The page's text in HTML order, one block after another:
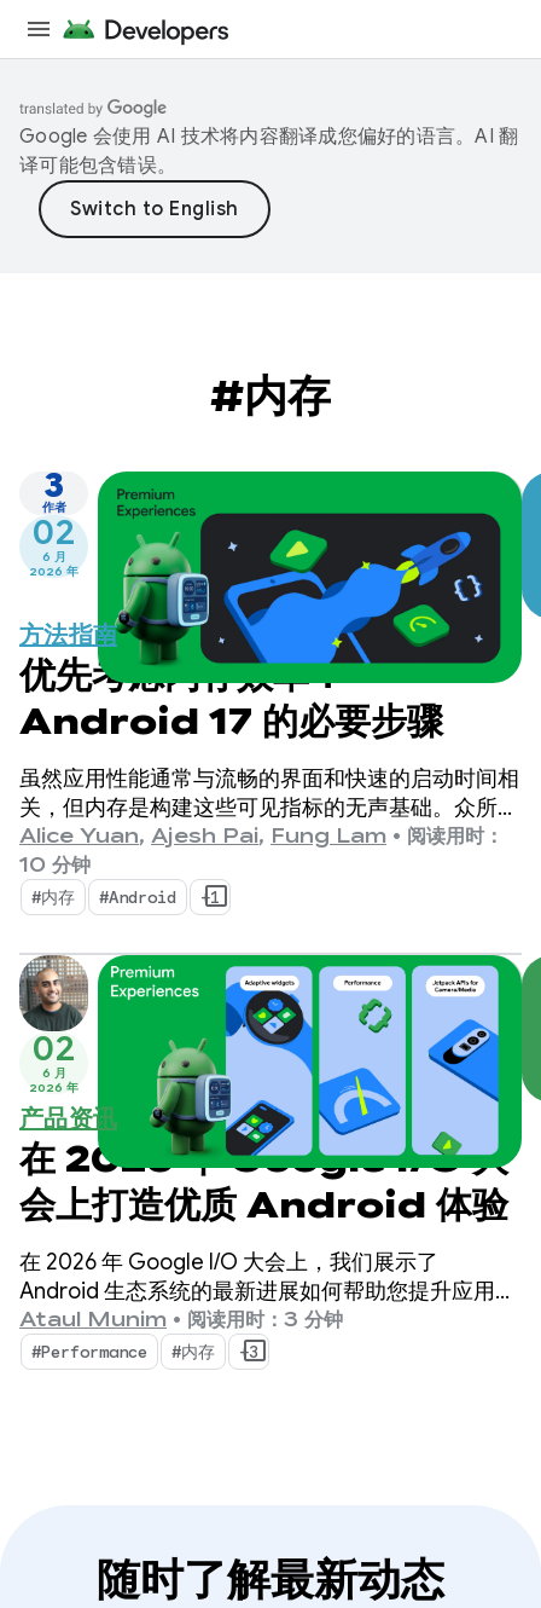
Google 会使用 AI 技术将内容翻译成您偏好的语言。AI 翻
译可能包含错误。
#内存
3
作者
02
6 月
2026 年
方法指南
优先考虑内存效率：
Android 17 的必要步骤
虽然应用性能通常与流畅的界面和快速的启动时间相
关，但内存是构建这些可见指标的无声基础。众所周
知，我们正经历着一场变革，设备内存的重要性比以
往任何时候都更高。
Alice Yuan, Ajesh Pai, Fung Lam • 阅读用时：
10 分钟
#内存 #Android +1
02
6 月
2026 年
产品资讯
在 2026 年 Google I/O 大
会上打造优质 Android 体验
在 2026 年 Google I/O 大会上，我们展示了
Android 生态系统的最新进展如何帮助您提升应用质
量，同时最大限度地提高开发效率。
Ataul Munim • 阅读用时：3 分钟
#Performance #内存 +3
随时了解最新动态